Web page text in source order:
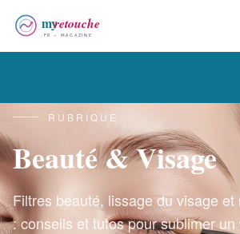
RUBRIQUE
Beauté & Visage
Filtres beauté, lissage du visage
: conseils et tutos pour sublimer